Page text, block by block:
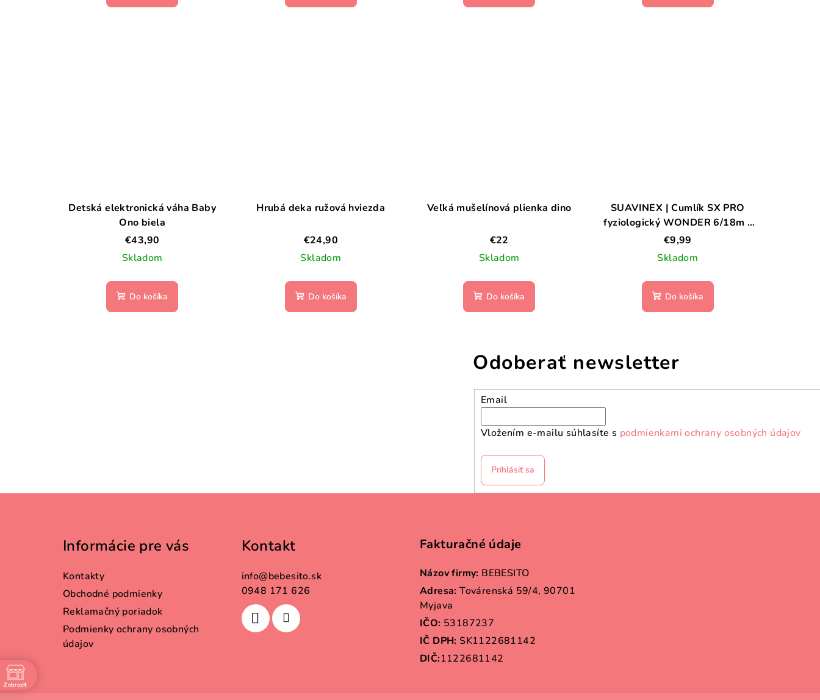
Detská elektronická váha Baby
Ono biela
€43,90
Skladom
Do košíka
Hrubá deka ružová hviezda
€24,90
Skladom
Do košíka
Veľká mušelínová plienka dino
€22
Skladom
Do košíka
SUAVINEX | Cumlík SX PRO
fyziologický WONDER 6/18m -
Hedge Green
€9,99
Skladom
Do košíka
Odoberať newsletter
Email
Vložením e-mailu súhlasíte s podmienkami ochrany osobných údajov
Prihlásiť sa
Informácie pre vás
Kontakty
Obchodné podmienky
Reklamačný poriadok
Podmienky ochrany osobných
údajov
Kontakt
info@bebesito.sk
0948 171 626
Fakturačné údaje
Názov firmy: BEBESITO
Adresa: Továrenská 59/4, 90701
Myjava
IČO: 53187237
IČ DPH: SK1122681142
DIČ:1122681142
Zobraziť